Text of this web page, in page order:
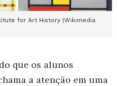
for Art History (Wikimedia
que os alunos
a atenção em uma